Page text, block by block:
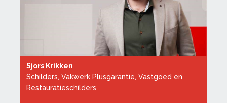
Sjors Krikken
Schilders, Vakwerk Plusgarantie, Vastgoed en
Restauratieschilders